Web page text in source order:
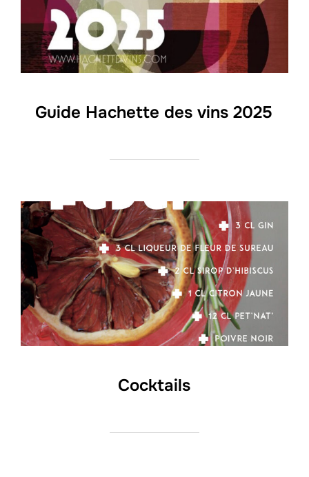
Guide Hachette des vins 2025
Cocktails